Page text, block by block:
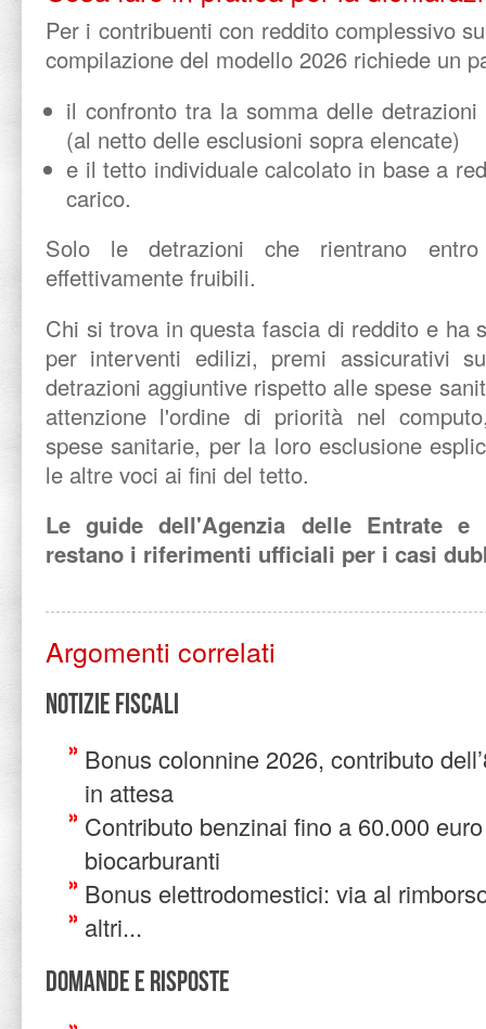
Per i contribuenti con reddito complessivo
compilazione del modello 2026 richiede un
il confronto tra la somma delle
(al netto delle esclusioni sopra elencate)
e il tetto individuale calcolato in base a
carico.
Solo le detrazioni che rientrano
effettivamente fruibili.
Chi si trova in questa fascia di reddito e ha
per interventi edilizi, premi assicurativi
detrazioni aggiuntive rispetto alle spese
attenzione l'ordine di priorità nel
spese sanitarie, per la loro esclusione
le altre voci ai fini del tetto.
Le guide dell'Agenzia delle Entrate e
restano i riferimenti ufficiali per i casi
Argomenti correlati
Notizie Fiscali
Bonus colonnine 2026, contributo
in attesa
Contributo benzinai fino a 60.000
biocarburanti
Bonus elettrodomestici: via al
altri...
Domande e risposte